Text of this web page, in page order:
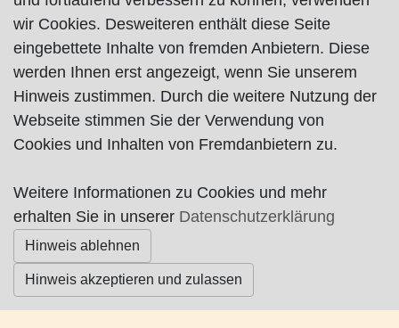
Impressum| Datenschutz|AGB
© Worpswede24 2015-2026
wir Cookies. Desweiteren enthält diese Seite
eingebettete Inhalte von fremden Anbietern. Diese
werden Ihnen erst angezeigt, wenn Sie unserem
Hinweis zustimmen. Durch die weitere Nutzung der
Webseite stimmen Sie der Verwendung von
Cookies und Inhalten von Fremdanbietern zu.
Weitere Informationen zu Cookies und mehr
erhalten Sie in unserer Datenschutzerklärung
Hinweis ablehnen
Hinweis akzeptieren und zulassen